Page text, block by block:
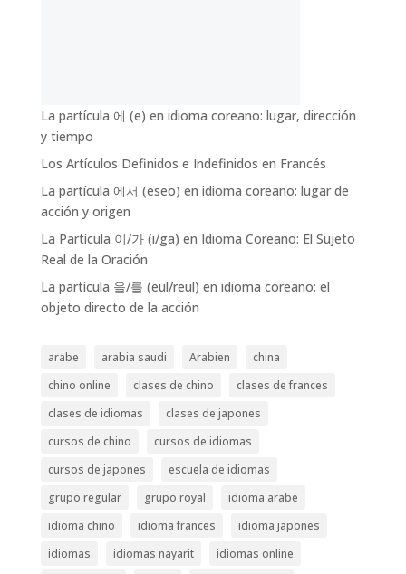
La partícula 에 (e) en idioma coreano: lugar, dirección
y tiempo
Los Artículos Definidos e Indefinidos en Francés
La partícula 에서 (eseo) en idioma coreano: lugar de
acción y origen
La Partícula 이/가 (i/ga) en Idioma Coreano: El Sujeto
Real de la Oración
La partícula 을/를 (eul/reul) en idioma coreano: el
objeto directo de la acción
arabe arabia saudi Arabien
china
chino online
clases de chino
clases de frances
clases de idiomas
clases de japones
cursos de chino
cursos de idiomas
cursos de japones
escuela de idiomas
grupo regular
grupo royal
idioma arabe
idioma chino
idioma frances
idioma japones
idiomas
idiomas nayarit idiomas online